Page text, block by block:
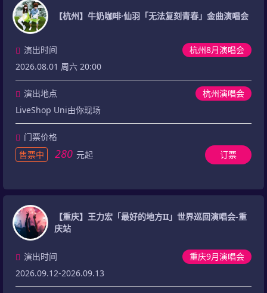
【杭州】牛奶咖啡·仙羽「无法复刻青春」金曲演唱会
杭州8月演唱会
演出时间
2026.08.01 周六 20:00
演出地点
杭州演唱会
LiveShop Uni由你现场
门票价格
售票中
280 元起 订票
【重庆】王力宏「最好的地方II」世界巡回演唱会-重
庆站
重庆9月演唱会
演出时间
2026.09.12-2026.09.13